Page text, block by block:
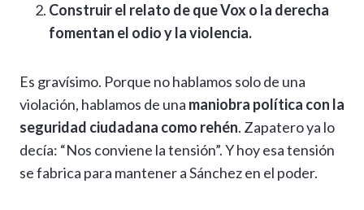
Construir el relato de que Vox o la derecha
fomentan el odio y la violencia.
Es gravísimo. Porque no hablamos solo de una
violación, hablamos de una maniobra política con la
seguridad ciudadana como rehén. Zapatero ya lo
decía: “Nos conviene la tensión”. Y hoy esa tensión
se fabrica para mantener a Sánchez en el poder.